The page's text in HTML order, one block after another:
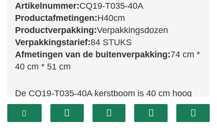
Artikelnummer:CQ19-T035-40A
Productafmetingen:H40cm
Productverpakking:Verpakkingsdozen
Verpakkingstarief:84 STUKS
Afmetingen van de buitenverpakking:74 cm *
40 cm * 51 cm
De CQ19-T035-40A kerstboom is 40 cm hoog
en heeft een prachtig sneeuweffect dat een
vleugje winterse magie toevoegt aan uw